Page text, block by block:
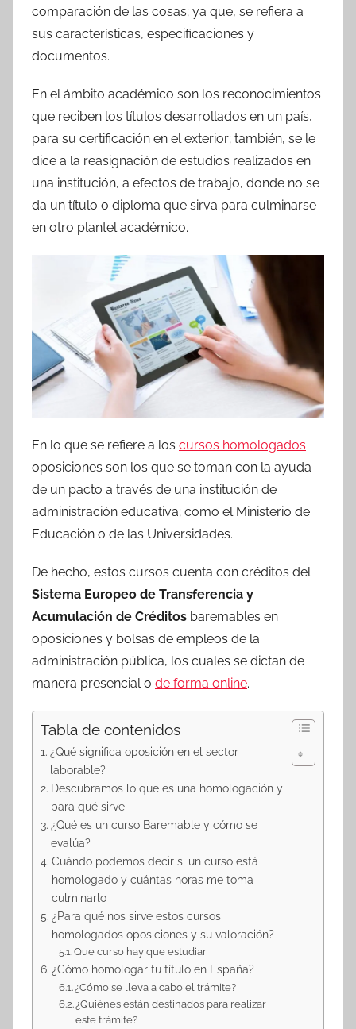
comparación de las cosas; ya que, se refiera a
sus características, especificaciones y
documentos.
En el ámbito académico son los reconocimientos
que reciben los títulos desarrollados en un país,
para su certificación en el exterior; también, se le
dice a la reasignación de estudios realizados en
una institución, a efectos de trabajo, donde no se
da un título o diploma que sirva para culminarse
en otro plantel académico.
En lo que se refiere a los cursos homologados
oposiciones son los que se toman con la ayuda
de un pacto a través de una institución de
administración educativa; como el Ministerio de
Educación o de las Universidades.
De hecho, estos cursos cuenta con créditos del
Sistema Europeo de Transferencia y
Acumulación de Créditos baremables en
oposiciones y bolsas de empleos de la
administración pública, los cuales se dictan de
manera presencial o de forma online.
Tabla de contenidos
¿Qué significa oposición en el sector
laborable?
Descubramos lo que es una homologación y
para qué sirve
¿Qué es un curso Baremable y cómo se
evalúa?
Cuándo podemos decir si un curso está
homologado y cuántas horas me toma
culminarlo
¿Para qué nos sirve estos cursos
homologados oposiciones y su valoración?
Que curso hay que estudiar
¿Cómo homologar tu título en España?
¿Cómo se lleva a cabo el trámite?
¿Quiénes están destinados para realizar
este trámite?